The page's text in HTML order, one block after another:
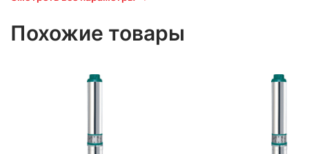
Похожие товары